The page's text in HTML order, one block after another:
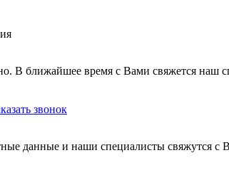
В ближайшее время с Вами свяжется наш
звонок
данные и наши специалисты свяжутся